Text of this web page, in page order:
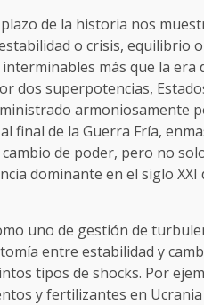
de la historia nos
o crisis, equilibrio
más que la era
dos superpotencias,
armoniosamente
final de la Guerra Fría,
de poder, pero no
dominante en el siglo XXI
uno de gestión de
entre estabilidad y
tipos de shocks. Por
y fertilizantes en